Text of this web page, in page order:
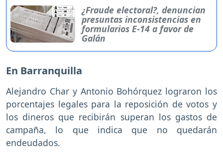
¿Fraude electoral?, denuncian
presuntas inconsistencias en
formularios E-14 a favor de
Galán
En Barranquilla
Alejandro Char y Antonio Bohórquez lograron los
porcentajes legales para la reposición de votos y
los dineros que recibirán superan los gastos de
campaña, lo que indica que no quedarán
endeudados.